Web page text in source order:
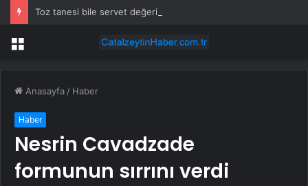
Menü
Anasayfa / Haber
Haber
Nesrin Cavadzade
formunun sırrını verdi